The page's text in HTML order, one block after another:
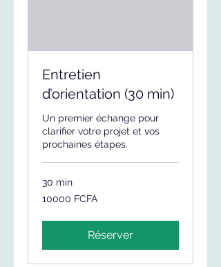
Entretien
d’orientation (30 min)
Un premier échange pour
clarifier votre projet et vos
prochaines étapes.
30 min
FCFA
10000 FCFA
Réserver